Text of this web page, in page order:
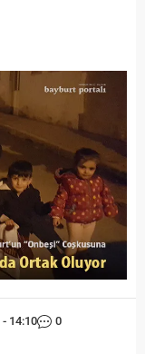
- 14:10 0